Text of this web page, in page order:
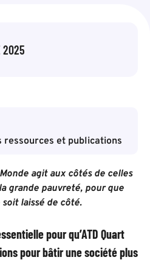
2025
ressources et publications
agit aux côtés de celles
grande pauvreté, pour que
laissé de côté.
pour qu’ATD Quart
pour bâtir une société plus